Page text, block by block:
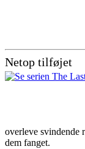
Netop tilføjet
overleve svindende
dem fanget.